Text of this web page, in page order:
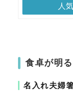
人
食卓が明
名入れ夫婦